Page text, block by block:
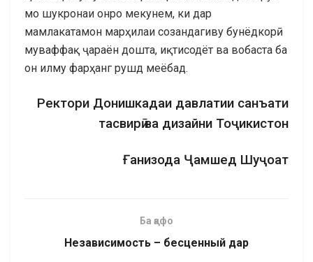
мо шукронаи онро мекунем, ки дар
мамлакатамон марҳилаи созандагиву бунёдкорӣ
муваффақ ҷараён дошта, иқтисодёт ва вобаста ба
он илму фарҳанг рушд меёбад.
Ректори Донишкадаи давлатии санъати
тасвирӣ ва дизайни Тоҷикистон
Ғанизода Ҷамшед Шуҷоат
Ба қафо
Независимость – бесценный дар